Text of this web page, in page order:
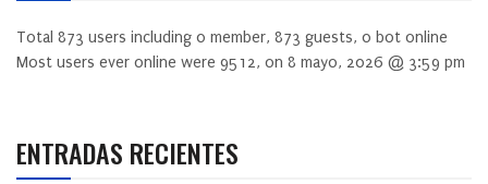
Total 873 users including 0 member, 873 guests, 0 bot online
Most users ever online were 9512, on 8 mayo, 2026 @ 3:59 pm
ENTRADAS RECIENTES